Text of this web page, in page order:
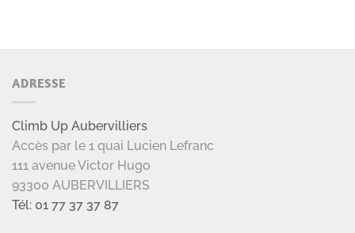
ADRESSE
Climb Up Aubervilliers
Accès par le 1 quai Lucien Lefranc
111 avenue Victor Hugo
93300 AUBERVILLIERS
Tél: 01 77 37 37 87